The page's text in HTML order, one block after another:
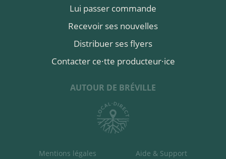
Lui passer commande
Recevoir ses nouvelles
Distribuer ses flyers
Contacter ce·tte producteur·ice
AUTOUR DE BRÉVILLE
Mentions légales Aide & Support